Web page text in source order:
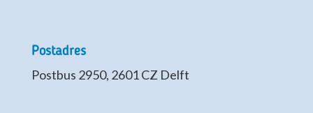
Postadres
Postbus 2950, 2601 CZ Delft